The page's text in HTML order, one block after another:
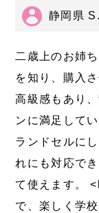
静岡県
二歳上のお姉
を知り、購入
高級感もあり
ンに満足して
ランドセルに
れにも対応で
て使えます。
で、楽しく学